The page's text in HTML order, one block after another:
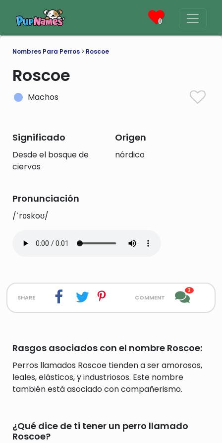
0
Nombres Para Perros > Roscoe
Roscoe
Machos
Significado
Desde el bosque de
ciervos
Origen
nórdico
Pronunciación
/ˈrɒskoʊ/
share comment
2
Rasgos asociados con el nombre Roscoe:
Perros llamados Roscoe tienden a ser amorosos,
leales, elásticos, y industriosos. Este nombre
también está asociado con compañerismo.
¿Qué dice de ti tener un perro llamado
Roscoe?